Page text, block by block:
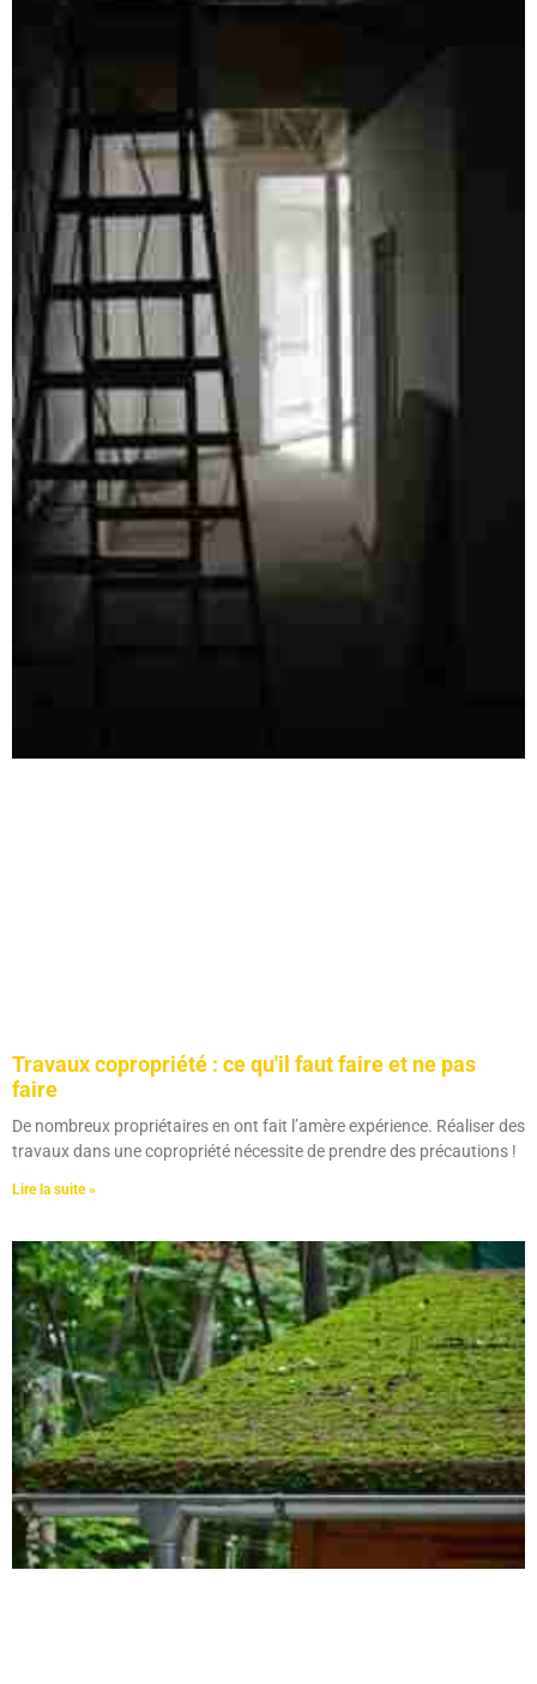
Travaux copropriété : ce qu'il faut faire et ne pas
faire
De nombreux propriétaires en ont fait l’amère expérience. Réaliser des
travaux dans une copropriété nécessite de prendre des précautions !
Lire la suite »